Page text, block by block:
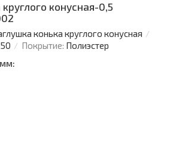
конусная-0,5
конька круглого конусная
Покрытие: Полиэстер